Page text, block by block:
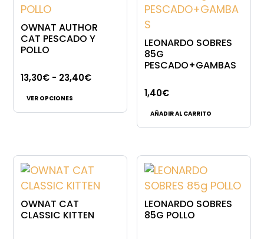
OWNAT AUTHOR
CAT PESCADO Y
POLLO
13,30€ - 23,40€Rango
precios:
hasta
23,40€
VER OPCIONES
producto
variantes.
Las
opciones
pueden
LEONARDO SOBRES
85G
PESCADO+GAMBAS
1,40€
AÑADIR AL CARRITO
OWNAT CAT
CLASSIC KITTEN
LEONARDO SOBRES
85G POLLO